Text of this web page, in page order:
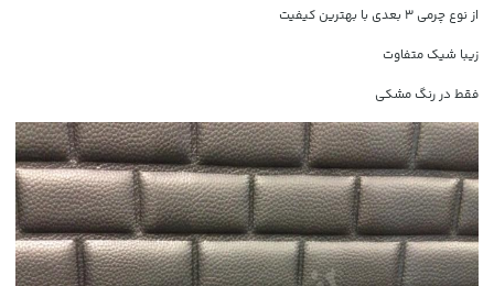
از نوع چرمی 3 بعدی با بهترین کیفیت
زیبا شیک متفاوت
فقط در رنگ مشکی